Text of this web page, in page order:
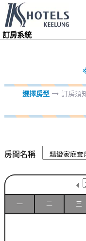
訂房系統
選擇房型 訂房須
房間名稱
一 二 三